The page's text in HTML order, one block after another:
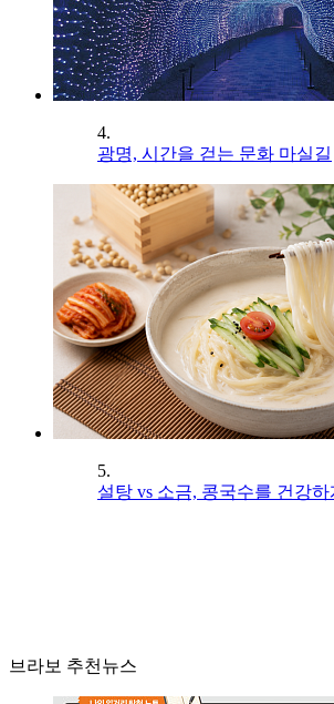
4.
광명, 시간을 걷는 문화 마실길
5.
설탕 vs 소금, 콩국수를 건강하
브라보 추천뉴스